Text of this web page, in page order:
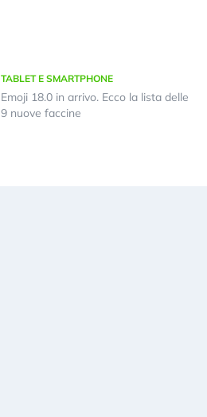
TABLET E SMARTPHONE
Emoji 18.0 in arrivo. Ecco la lista delle
9 nuove faccine